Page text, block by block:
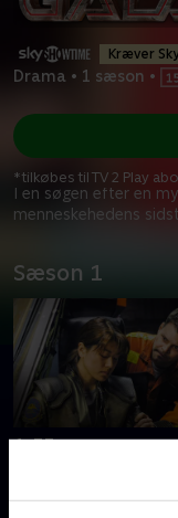
Kræver
Drama • 1 sæson •
I en søgen efter en
menneskehedens
*tilkøbes til TV 2 Play
Sæson 1
1. 33